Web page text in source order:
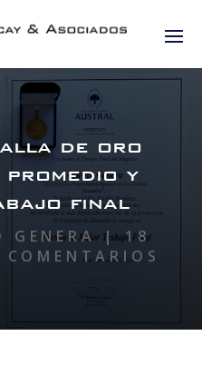
de oro
y
final
GENERA|18
COMENTARIOS